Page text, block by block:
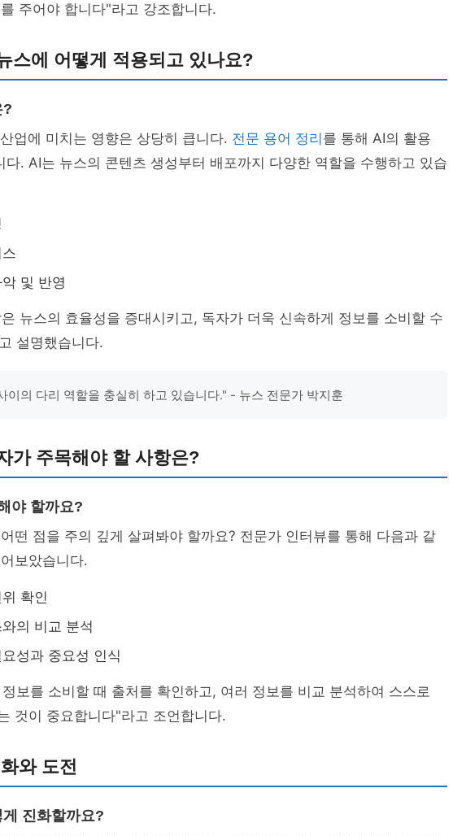
주어야 합니다"라고 강조합니다.
스에 어떻게 적용되고 있나요?
?
업에 미치는 영향은 상당히 큽니다. 전문 용어 정리 를 통해 AI의 활용
다. AI는 뉴스의 콘텐츠 생성부터 배포까지 다양한 역할을 수행하고 있습
및 반영
뉴스의 효율성을 증대시키고, 독자가 더욱 신속하게 정보를 소비할 수
설명했습니다.
이의 다리 역할을 충실히 하고 있습니다." - 뉴스 전문가 박지훈
가 주목해야 할 사항은?
야 할까요?
떤 점을 주의 깊게 살펴봐야 할까요? 전문가 인터뷰를 통해 다음과 같
보았습니다.
확인
의 비교 분석
성과 중요성 인식
보를 소비할 때 출처를 확인하고, 여러 정보를 비교 분석하여 스스로
것이 중요합니다"라고 조언합니다.
와 도전
진화할까요?